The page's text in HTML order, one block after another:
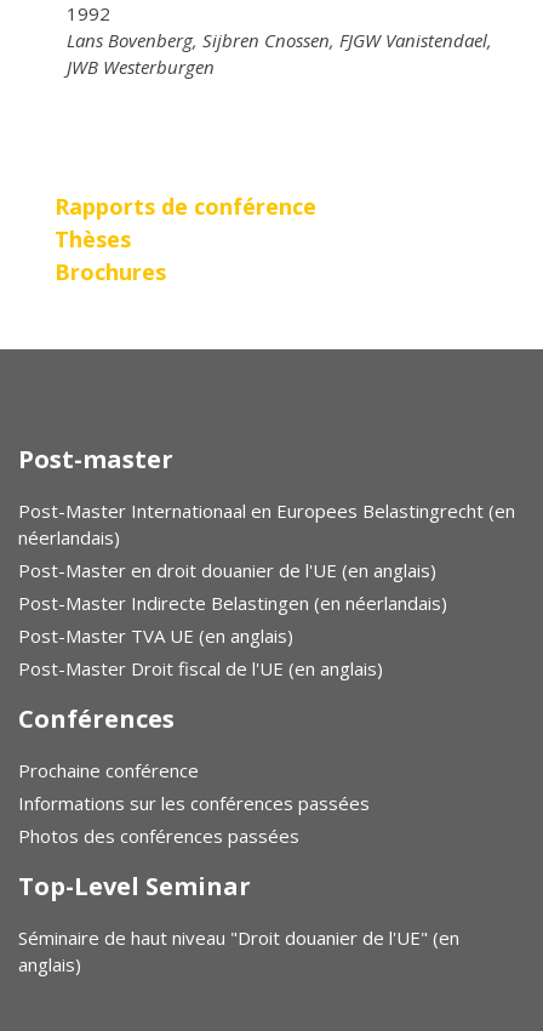
1992
Lans Bovenberg, Sijbren Cnossen, FJGW Vanistendael,
JWB Westerburgen
Rapports de conférence
Thèses
Brochures
Post-master
Post-Master Internationaal en Europees Belastingrecht (en
néerlandais)
Post-Master en droit douanier de l'UE (en anglais)
Post-Master Indirecte Belastingen (en néerlandais)
Post-Master TVA UE (en anglais)
Post-Master Droit fiscal de l'UE (en anglais)
Conférences
Prochaine conférence
Informations sur les conférences passées
Photos des conférences passées
Top-Level Seminar
Séminaire de haut niveau "Droit douanier de l'UE" (en
anglais)